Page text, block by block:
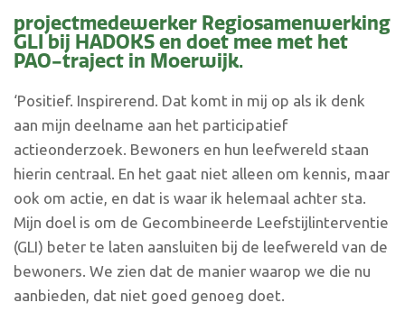
projectmedewerker Regiosamenwerking
GLI bij HADOKS en doet mee met het
PAO-traject in Moerwijk.
‘Positief. Inspirerend. Dat komt in mij op als ik denk
aan mijn deelname aan het participatief
actieonderzoek. Bewoners en hun leefwereld staan
hierin centraal. En het gaat niet alleen om kennis, maar
ook om actie, en dat is waar ik helemaal achter sta.
Mijn doel is om de Gecombineerde Leefstijlinterventie
(GLI) beter te laten aansluiten bij de leefwereld van de
bewoners. We zien dat de manier waarop we die nu
aanbieden, dat niet goed genoeg doet.